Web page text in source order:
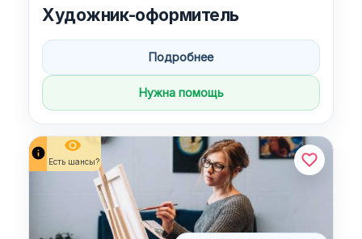
Художник-оформитель
Подробнее
Нужна помощь
info remove_red_eye
Есть шансы?